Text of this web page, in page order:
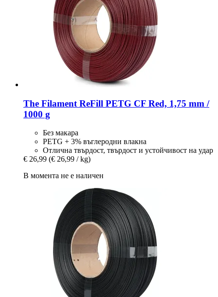
The Filament ReFill PETG CF Red, 1,75 mm /
1000 g
Без макара
PETG + 3% въглеродни влакна
Отлична твърдост, твърдост и устойчивост на удар
€ 26,99 (€ 26,99 / kg)
В момента не е наличен